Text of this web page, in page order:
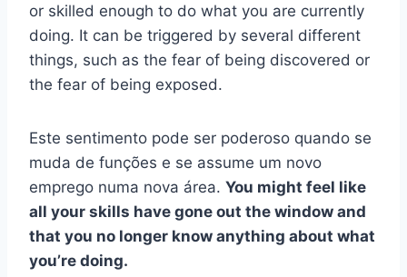
or skilled enough to do what you are currently
doing. It can be triggered by several different
things, such as the fear of being discovered or
the fear of being exposed.
Este sentimento pode ser poderoso quando se
muda de funções e se assume um novo
emprego numa nova área. You might feel like
all your skills have gone out the window and
that you no longer know anything about what
you’re doing.